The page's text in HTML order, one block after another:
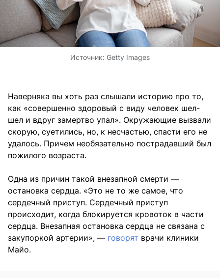
Источник: Getty Images
Наверняка вы хоть раз слышали историю про то,
как «совершенно здоровый с виду человек шел-
шел и вдруг замертво упал». Окружающие вызвали
скорую, суетились, но, к несчастью, спасти его не
удалось. Причем необязательно пострадавший был
пожилого возраста.
Одна из причин такой внезапной смерти —
остановка сердца. «Это не то же самое, что
сердечный приступ. Сердечный приступ
происходит, когда блокируется кровоток в части
сердца. Внезапная остановка сердца не связана с
закупоркой артерии», — говорят врачи клиники
Майо.